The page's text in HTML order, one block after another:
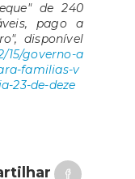
de 240
pago a
disponível
15/governo-a
familias-v
23-de-deze